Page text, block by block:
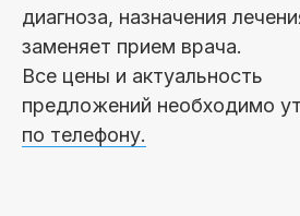
диагноза, назначения
заменяет прием врача.
Все цены и актуальность
предложений необходимо
по телефону.